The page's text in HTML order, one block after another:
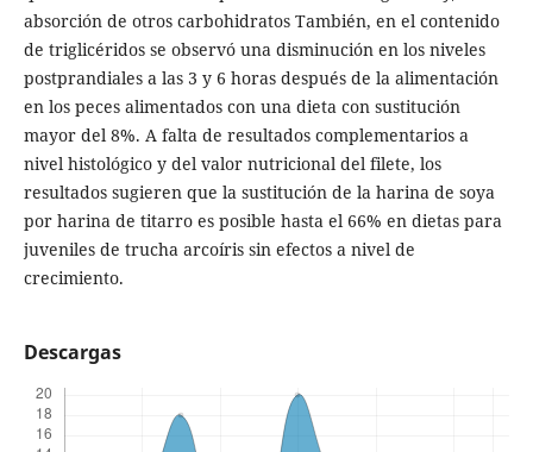
absorción de otros carbohidratos También, en el contenido
de triglicéridos se observó una disminución en los niveles
postprandiales a las 3 y 6 horas después de la alimentación
en los peces alimentados con una dieta con sustitución
mayor del 8%. A falta de resultados complementarios a
nivel histológico y del valor nutricional del filete, los
resultados sugieren que la sustitución de la harina de soya
por harina de titarro es posible hasta el 66% en dietas para
juveniles de trucha arcoíris sin efectos a nivel de
crecimiento.
Descargas